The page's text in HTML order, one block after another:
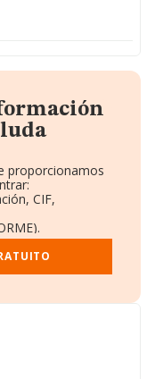
proporcionamos
CIF,